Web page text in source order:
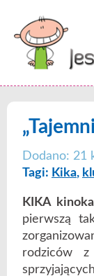
Dodano: 21
Tagi: Kika,
KIKA
pierwszą
rodziców